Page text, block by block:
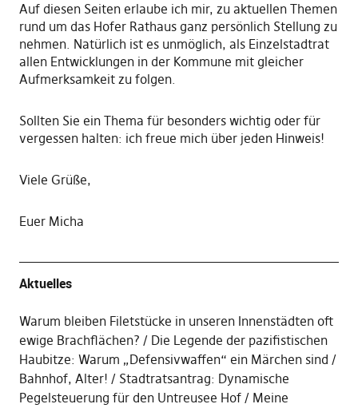
Auf diesen Seiten erlaube ich mir, zu aktuellen Themen
rund um das Hofer Rathaus ganz persönlich Stellung zu
nehmen. Natürlich ist es unmöglich, als Einzelstadtrat
allen Entwicklungen in der Kommune mit gleicher
Aufmerksamkeit zu folgen.
Sollten Sie ein Thema für besonders wichtig oder für
vergessen halten: ich freue mich über jeden Hinweis!
Viele Grüße,
Euer Micha
Aktuelles
Warum bleiben Filetstücke in unseren Innenstädten oft
ewige Brachflächen?
Die Legende der pazifistischen
Haubitze: Warum „Defensivwaffen“ ein Märchen sind
Bahnhof, Alter!
Stadtratsantrag: Dynamische
Pegelsteuerung für den Untreusee Hof
Meine